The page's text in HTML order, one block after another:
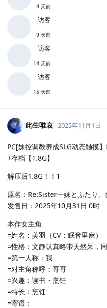
4 天前
访客
9 天前
访客
14 天前
访客
15 天前
此生唯哀 2025年11月1日
PC[妹控调教养成SLG动态触摸
+存档【1.8G】
解压后1.8G！！1
原名：Re:Sister―妹とふたり
发售日：2025年10月31日 0时
本作女主角
=姓名：美羽（CV：眠音里麻）
=性格：文静认真略带天然呆，
=第一人称：我
=对主角称呼：哥哥
=兴趣：读书・烹饪
=特长：烹饪
=寄语：